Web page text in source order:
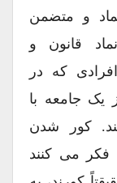
و متضمن
قانون و
که در
جامعه با
کور شدن
می کنند